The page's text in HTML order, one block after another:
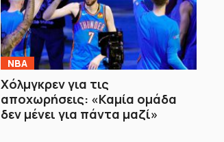
NBA
Χόλμγκρεν για τις
αποχωρήσεις: «Καμία ομάδα
δεν μένει για πάντα μαζί»